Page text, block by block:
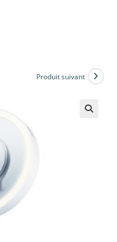
Produit suivant